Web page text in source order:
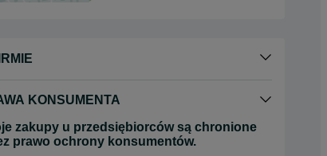
KONSUMENTA
zakupy u przedsiębiorców są chronione
prawo ochrony konsumentów.